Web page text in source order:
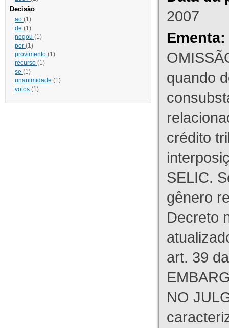
Decisão
ao (1)
de (1)
negou (1)
por (1)
provimento (1)
recurso (1)
se (1)
unanimidade (1)
votos (1)
2007
Ementa:
quando
crédito
SELIC.
gênero
Decreto
art. 39
NO